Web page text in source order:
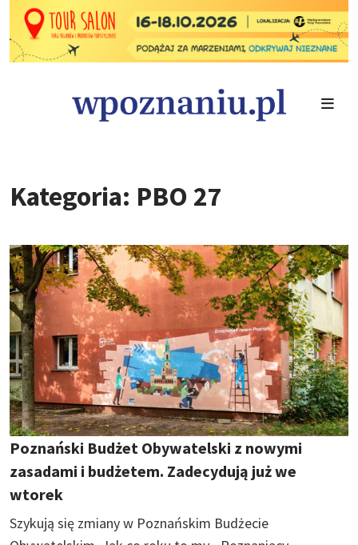
Kategoria: PBO 27
Poznański Budżet Obywatelski z nowymi
zasadami i budżetem. Zadecydują już we
wtorek
Szykują się zmiany w Poznańskim Budżecie